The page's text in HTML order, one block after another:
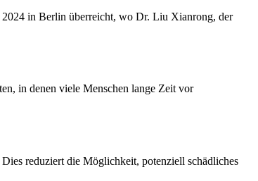
in Berlin überreicht, wo Dr. Liu Xianrong, der
in denen viele Menschen lange Zeit vor
reduziert die Möglichkeit, potenziell schädliches